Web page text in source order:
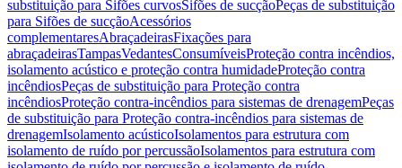
substituição para Sifões curvosSifões de sucçãoPeças de substituição
para Sifões de sucçãoAcessórios
complementaresAbraçadeirasFixações para
abraçadeirasTampasVedantesConsumíveisProteção contra incêndios,
isolamento acústico e proteção contra humidadeProteção contra
incêndiosPeças de substituição para Proteção contra
incêndiosProteção contra-incêndios para sistemas de drenagemPeças
de substituição para Proteção contra-incêndios para sistemas de
drenagemIsolamento acústicoIsolamentos para estrutura com
isolamento de ruído por percussãoIsolamentos para estrutura com